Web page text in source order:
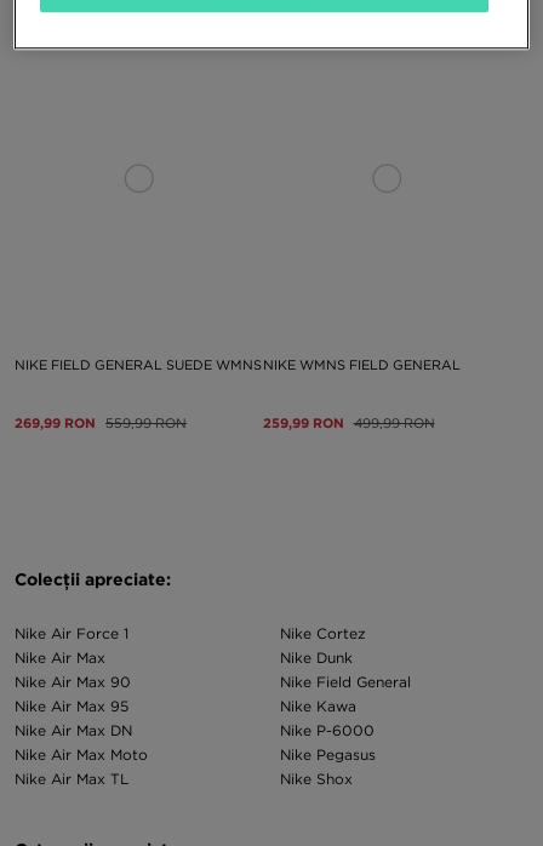
NIKE FIELD GENERAL SUEDE WMNS
269,99 RON 559,99 RON
NIKE WMNS FIELD GENERAL
259,99 RON 499,99 RON
Colecții apreciate:
Nike Air Force 1
Nike Air Max
Nike Air Max 90
Nike Air Max 95
Nike Air Max DN
Nike Air Max Moto
Nike Air Max TL
Nike Cortez
Nike Dunk
Nike Field General
Nike Kawa
Nike P-6000
Nike Pegasus
Nike Shox